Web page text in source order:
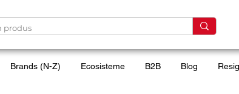
Brands (N-Z) Ecosisteme B2B Blog